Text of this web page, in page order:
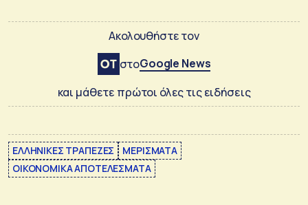
Ακολουθήστε τον
στοGoogle News
και μάθετε πρώτοι όλες τις ειδήσεις
ΕΛΛΗΝΙΚΕΣ ΤΡΑΠΕΖΕΣ
ΜΕΡΙΣΜΑΤΑ
ΟΙΚΟΝΟΜΙΚΑ ΑΠΟΤΕΛΕΣΜΑΤΑ